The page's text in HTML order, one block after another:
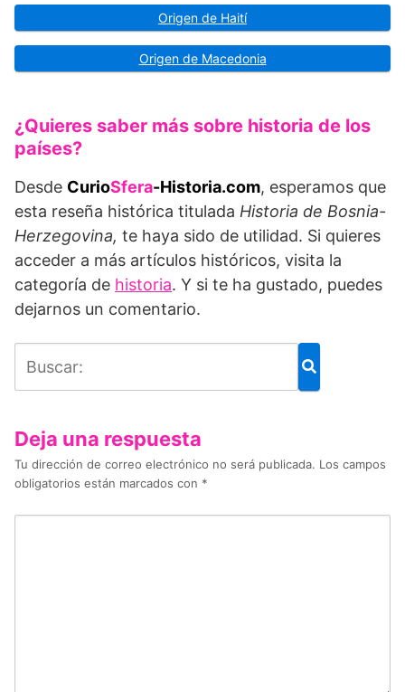
Origen de Haití
Origen de Macedonia
¿Quieres saber más sobre historia de los
países?
Desde CurioSfera-Historia.com, esperamos que
esta reseña histórica titulada Historia de Bosnia-
Herzegovina, te haya sido de utilidad. Si quieres
acceder a más artículos históricos, visita la
categoría de historia. Y si te ha gustado, puedes
dejarnos un comentario.
Deja una respuesta
Tu dirección de correo electrónico no será publicada. Los campos
obligatorios están marcados con *